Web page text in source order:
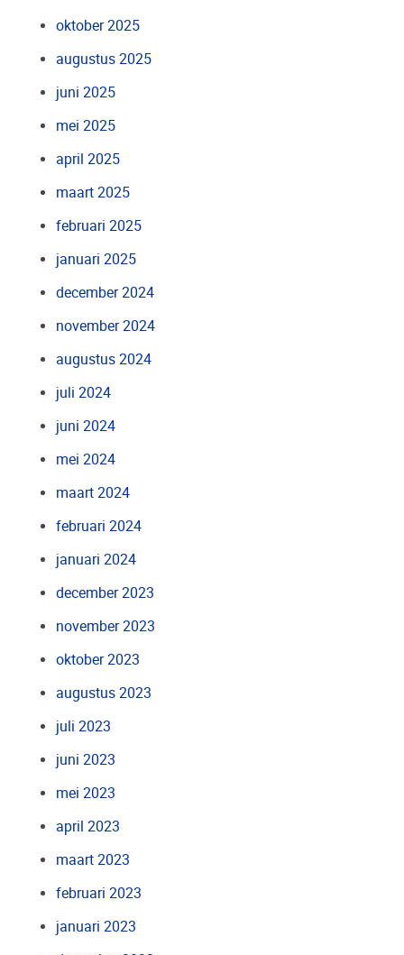
oktober 2025
augustus 2025
juni 2025
mei 2025
april 2025
maart 2025
februari 2025
januari 2025
december 2024
november 2024
augustus 2024
juli 2024
juni 2024
mei 2024
maart 2024
februari 2024
januari 2024
december 2023
november 2023
oktober 2023
augustus 2023
juli 2023
juni 2023
mei 2023
april 2023
maart 2023
februari 2023
januari 2023